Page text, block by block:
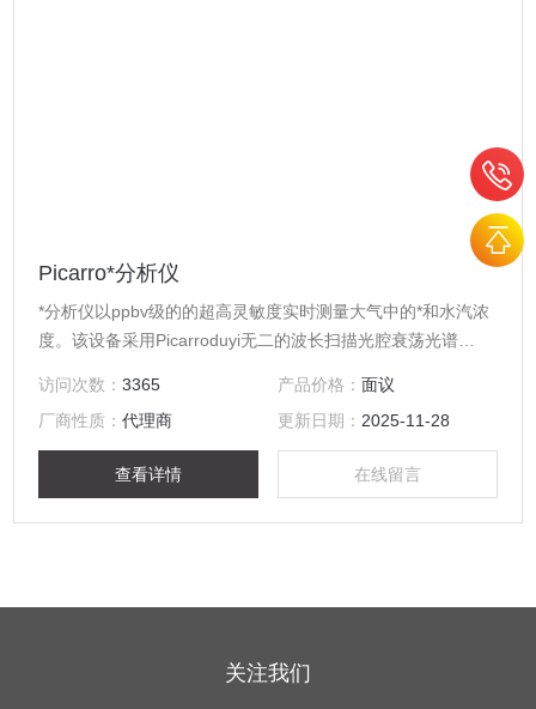
Picarro*分析仪
*分析仪以ppbv级的的超高灵敏度实时测量大气中的*和水汽浓
度。该设备采用Picarroduyi无二的波长扫描光腔衰荡光谱
敏度和精度是基于传统的吸收光谱技术和离轴积分腔输出光谱
技术（ICOS）分析仪无法达到的。
访问次数：3365 产品价格： 面议
厂商性质：代理商 更新日期： 2025-11-28
查看详情 在线留言
关注我们